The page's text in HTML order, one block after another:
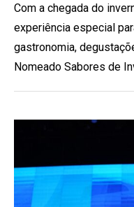
Com a chegada do
experiência especial
gastronomia,
Nomeado Sabores de